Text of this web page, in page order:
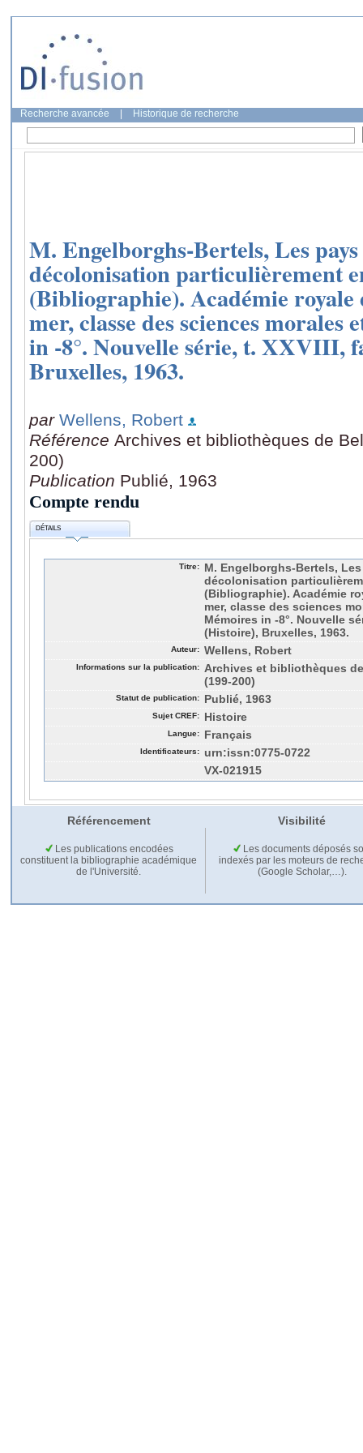
Recherche avancée Historique de recherche
M. Engelborghs-Bertels, Les
décolonisation particulièrement
(Bibliographie). Académie royale
mer, classe des sciences
in -8°. Nouvelle série, t. XXVIII,
Bruxelles, 1963.
par Wellens, Robert
Référence Archives et bibliothèques de
200)
Publication Publié, 1963
Compte rendu
DÉTAILS
Titre:
M. Engelborghs-Bertels,
décolonisation
(Bibliographie). Académie
mer, classe des sciences
Mémoires in -8°. Nouvelle
(Histoire), Bruxelles, 1963.
Auteur: Wellens, Robert
Informations sur la publication:
Archives et bibliothèques
(199-200)
Statut de publication: Publié, 1963
Sujet CREF: Histoire
Langue: Français
Identificateurs:
urn:issn:0775-0722
VX-021915
Référencement Visibilité
Les publications encodées
constituent la bibliographie académique
de l'Université.
Les documents déposés
indexés par les moteurs de
(Google Scholar,…).